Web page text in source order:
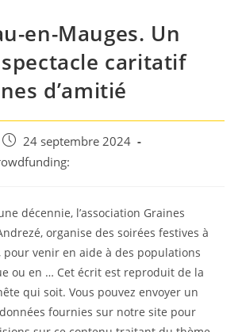
en-Mauges. Un
caritatif
d’amitié
Post
published:
24 septembre 2024
décennie, l’association Graines
organise des soirées festives à
venir en aide à des populations
ou en … Cet écrit est reproduit de la
qui soit. Vous pouvez envoyer un
fournies sur notre site pour